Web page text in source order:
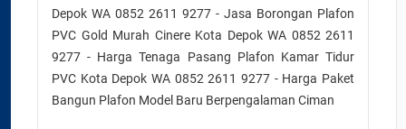
Depok WA 0852 2611 9277 - Jasa Borongan Plafon
PVC Gold Murah Cinere Kota Depok WA 0852 2611
9277 - Harga Tenaga Pasang Plafon Kamar Tidur
PVC Kota Depok WA 0852 2611 9277 - Harga Paket
Bangun Plafon Model Baru Berpengalaman Ciman